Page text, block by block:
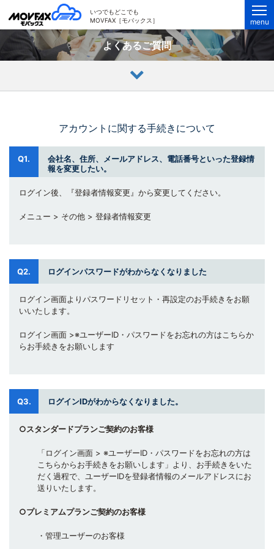
menu
MOVFAX（モバックス）
いつでもどこでも
MOVFAX［モバックス］
よくあるご質問
アカウントに関する手続きについて
Q1.
会社名、住所、メールアドレス、電話番号といった登録情
報を変更したい。
ログイン後、『登録者情報変更』から変更してください。
メニュー > その他 > 登録者情報変更
Q2. ログインパスワードがわからなくなりました
ログイン画面よりパスワードリセット・再設定のお手続きをお願
いいたします。
ログイン画面 >※ユーザーID・パスワードをお忘れの方はこちらか
らお手続きをお願いします
Q3. ログインIDがわからなくなりました。
○スタンダードプランご契約のお客様
「ログイン画面 > ※ユーザーID・パスワードをお忘れの方は
こちらからお手続きをお願いします」より、お手続きをいた
だく過程で、ユーザーIDを登録者情報のメールアドレスにお
送りいたします。
○プレミアムプランご契約のお客様
・管理ユーザーのお客様